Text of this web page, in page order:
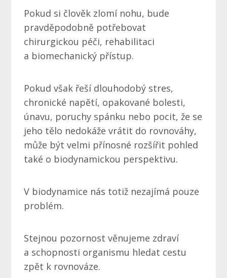
Pokud si člověk zlomí nohu, bude
pravděpodobně potřebovat
chirurgickou péči, rehabilitaci
a biomechanický přístup.
Pokud však řeší dlouhodobý stres,
chronické napětí, opakované bolesti,
únavu, poruchy spánku nebo pocit, že se
jeho tělo nedokáže vrátit do rovnováhy,
může být velmi přínosné rozšířit pohled
také o biodynamickou perspektivu.
V biodynamice nás totiž nezajímá pouze
problém.
Stejnou pozornost věnujeme zdraví
a schopnosti organismu hledat cestu
zpět k rovnováze.